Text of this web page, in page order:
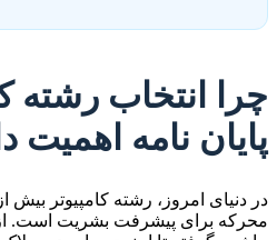
چرا انتخاب رشته
پایان نامه اهمیت
در دنیای امروز، رشته کامپیوتر
محرکه برای پیشرفت بشریت است.